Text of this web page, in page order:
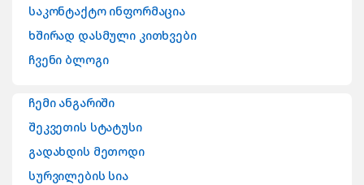
საკონტაქტო ინფორმაცია
ხშირად დასმული კითხვები
ჩვენი ბლოგი
ჩემი ანგარიში
შეკვეთის სტატუსი
გადახდის მეთოდი
სურვილების სია